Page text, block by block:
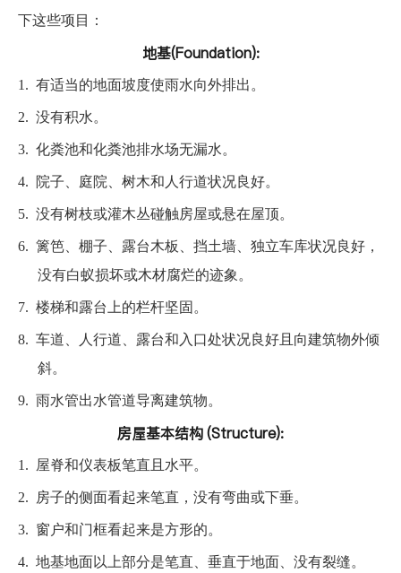
下这些项目：
地基(Foundation):
1. 有适当的地面坡度使雨水向外排出。
2. 没有积水。
3. 化粪池和化粪池排水场无漏水。
4. 院子、庭院、树木和人行道状况良好。
5. 没有树枝或灌木丛碰触房屋或悬在屋顶。
6. 篱笆、棚子、露台木板、挡土墙、独立车库状况良好，
没有白蚁损坏或木材腐烂的迹象。
7. 楼梯和露台上的栏杆坚固。
8. 车道、人行道、露台和入口处状况良好且向建筑物外倾
斜。
9. 雨水管出水管道导离建筑物。
房屋基本结构 (Structure):
1. 屋脊和仪表板笔直且水平。
2. 房子的侧面看起来笔直，没有弯曲或下垂。
3. 窗户和门框看起来是方形的。
4. 地基地面以上部分是笔直、垂直于地面、没有裂缝。